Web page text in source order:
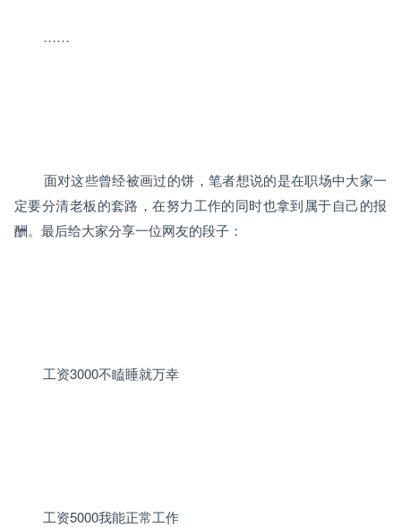
定要分清老板的套路，在努力工作的同时也拿到属于自己的报
酬。最后给大家分享一位网友的段子：
工资3000不瞌睡就万幸
工资5000我能正常工作